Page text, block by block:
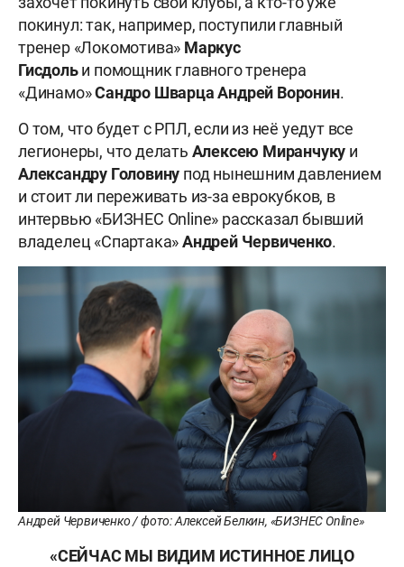
покинул: так, например, поступили главный
тренер «Локомотива» Маркус
Гисдольи помощник главного тренера
«Динамо»Сандро ШварцаАндрей Воронин.
О том, что будет с РПЛ, если из неё уедут все
легионеры, что делать Алексею Миранчуку и
Александру Головину под нынешним давлением
и стоит ли переживать из-за еврокубков, в
интервью «БИЗНЕС Online» рассказал бывший
владелец «Спартака»Андрей Червиченко.
Андрей Червиченко / фото: Алексей Белкин, «БИЗНЕС Online»
«СЕЙЧАС МЫ ВИДИМ ИСТИННОЕ ЛИЦО